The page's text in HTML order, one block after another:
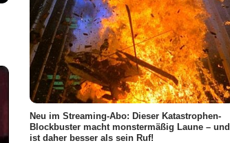
Neu im Streaming-Abo: Dieser Katastrophen-
Blockbuster macht monstermäßig Laune – und
ist daher besser als sein Ruf!